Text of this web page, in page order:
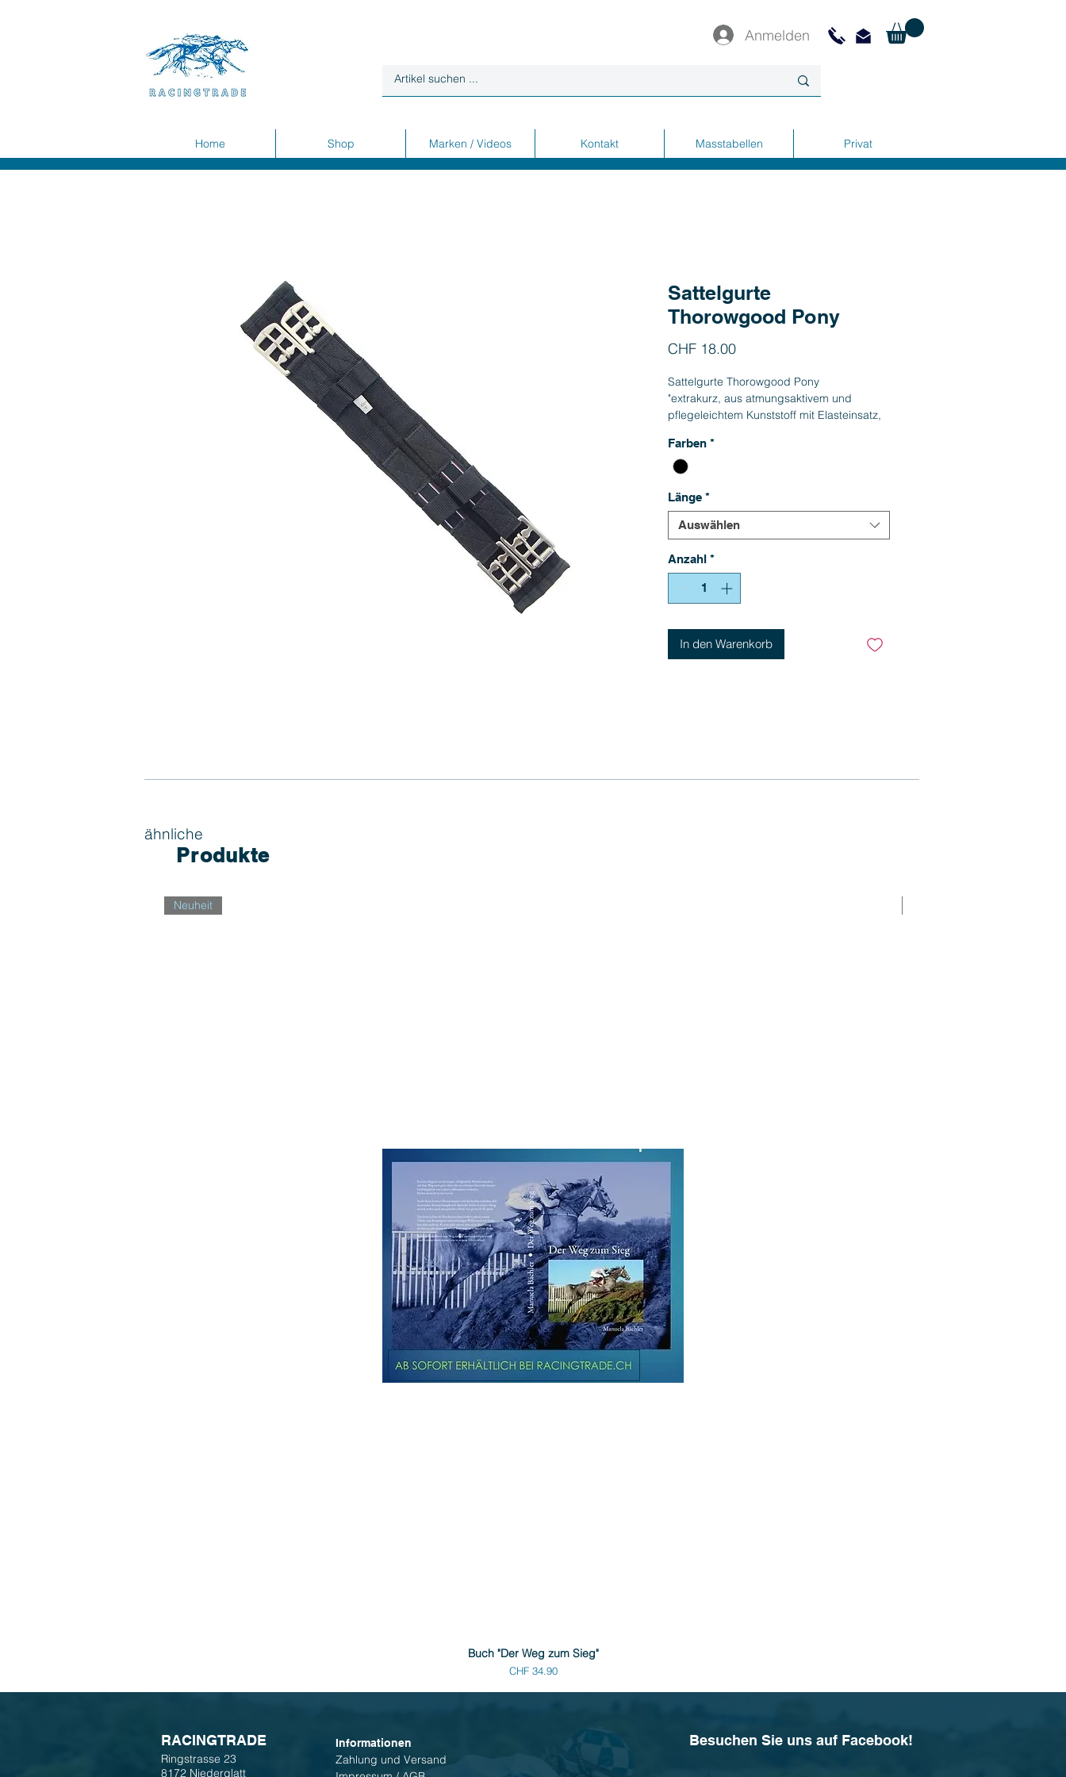
Anmelden
Home Shop Marken / Videos Kontakt Masstabellen Privat
Sattelgurte
Thorowgood Pony
CHF 18.00Preis
Sattelgurte Thorowgood Pony
"extrakurz, aus atmungsaktivem und
pflegeleichtem Kunststoff mit Elasteinsatz,
Farben *
Länge *
Auswählen
Anzahl *
In den Warenkorb
ähnliche
Produkte
Neuheit
Buch "Der Weg zum Sieg"
Preis
CHF 34.90
Informationen
Zahlung und Versand
RACINGTRADE
Ringstrasse 23
8172 Niederglatt
Besuchen Sie uns auf Facebook!